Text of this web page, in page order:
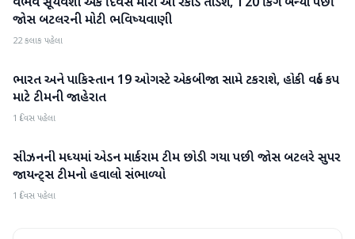
વૈભવ સૂર્યવંશી એક દિવસ મારો આ રેકોર્ડ તોડશે, T20 કિંગ બન્યા પછી
જોસ બટલરની મોટી ભવિષ્યવાણી
22 કલાક પહેલા
રમતગમત
ભારત અને પાકિસ્તાન 19 ઓગસ્ટે એકબીજા સામે ટકરાશે, હોકી વર્લ્ડ કપ
માટે ટીમની જાહેરાત
1 દિવસ પહેલા
રમતગમત
સીઝનની મધ્યમાં એડન માર્કરામ ટીમ છોડી ગયા પછી જોસ બટલરે સુપર
જાયન્ટ્સ ટીમનો હવાલો સંભાળ્યો
1 દિવસ પહેલા